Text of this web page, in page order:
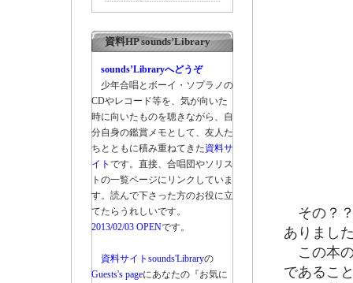
資料HP sounds’Library
sounds’Libraryへどうぞ
少年合唱とボーイ・ソプラノの
CDやレコード等を、気が向いた
時に向いたものを聴きながら、自
分自身の鑑賞メモとして、友人た
ちとともに積み重ねてきた資料サ
イト です。直接、合唱団やソリス
トの一覧ページにリンクしていま
す。読んで下さった方のお役に立
てたらうれしいです。
2013/02/03 OPENです。
資料サイトsounds'Libraryの
Guests's pageにあなたの『お気に
その？
ありまし
この本
であるこ